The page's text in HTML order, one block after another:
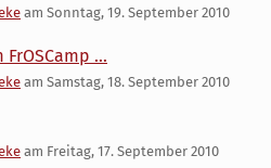
am Sonntag, 19. September 2010
...
am Samstag, 18. September 2010
am Freitag, 17. September 2010